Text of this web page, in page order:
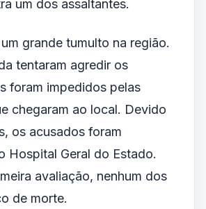
um dos assaltantes.
grande tumulto na região.
tentaram agredir os
foram impedidos pelas
chegaram ao local. Devido
os acusados foram
Hospital Geral do Estado.
avaliação, nenhum dos
de morte.